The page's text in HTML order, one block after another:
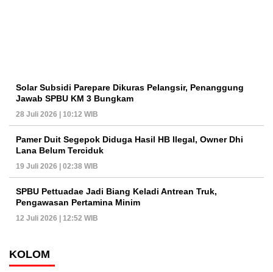
Solar Subsidi Parepare Dikuras Pelangsir, Penanggung
Jawab SPBU KM 3 Bungkam
28 Juli 2026 | 10:12 WIB
Pamer Duit Segepok Diduga Hasil HB Ilegal, Owner Dhi
Lana Belum Terciduk
19 Juli 2026 | 02:38 WIB
SPBU Pettuadae Jadi Biang Keladi Antrean Truk,
Pengawasan Pertamina Minim
12 Juli 2026 | 12:52 WIB
KOLOM